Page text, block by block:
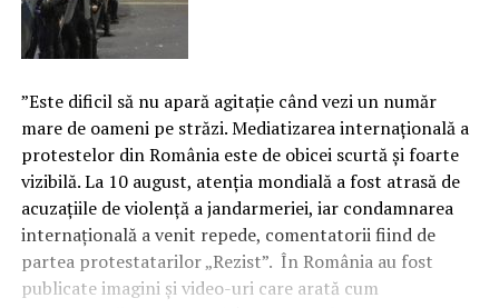
”Este dificil să nu apară agitaţie când vezi un număr
mare de oameni pe străzi. Mediatizarea internaţională a
protestelor din România este de obicei scurtă şi foarte
vizibilă. La 10 august, atenţia mondială a fost atrasă de
acuzaţiile de violenţă a jandarmeriei, iar condamnarea
internaţională a venit repede, comentatorii fiind de
partea protestatarilor „Rezist”. În România au fost
publicate imagini şi video-uri care arată cum